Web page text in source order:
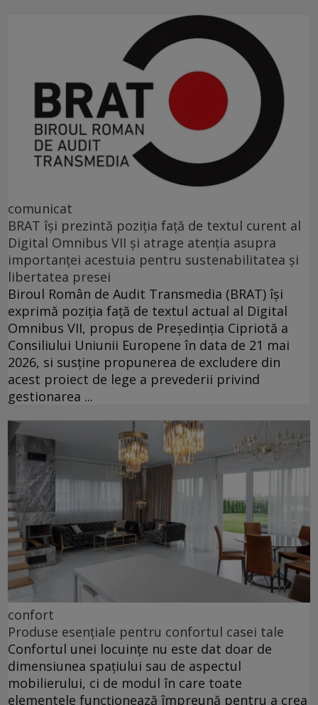
comunicat
BRAT își prezintă poziția față de textul curent al
Digital Omnibus VII și atrage atenția asupra
importanței acestuia pentru sustenabilitatea și
libertatea presei
Biroul Român de Audit Transmedia (BRAT) își
exprimă poziția față de textul actual al Digital
Omnibus VII, propus de Președinția Cipriotă a
Consiliului Uniunii Europene în data de 21 mai
2026, si susține propunerea de excludere din
acest proiect de lege a prevederii privind
gestionarea ...
confort
Produse esențiale pentru confortul casei tale
Confortul unei locuințe nu este dat doar de
dimensiunea spațiului sau de aspectul
mobilierului, ci de modul în care toate
elementele funcționează împreună pentru a crea